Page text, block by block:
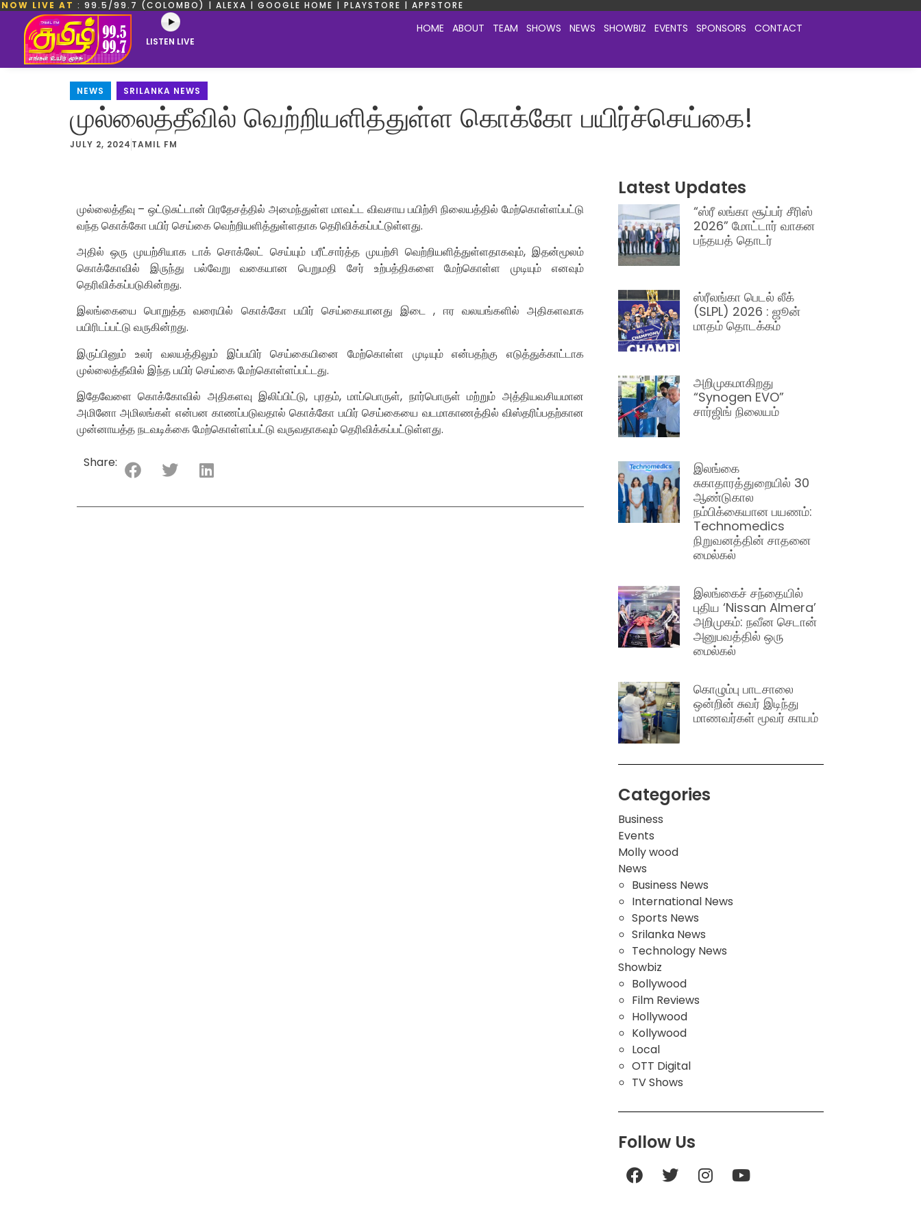
NOW LIVE AT : 99.5/99.7 (COLOMBO) | ALEXA | GOOGLE HOME | PLAYSTORE | APPSTORE
LISTEN LIVE
HOME ABOUT TEAM SHOWS NEWS SHOWBIZ EVENTS SPONSORS CONTACT
NEWS SRILANKA NEWS
முல்லைத்தீவில் வெற்றியளித்துள்ள கொக்கோ பயிர்ச்செய்கை!
JULY 2, 2024 TAMIL FM
முல்லைத்தீவு – ஒட்டுசுட்டான் பிரதேசத்தில் அமைந்துள்ள மாவட்ட விவசாய பயிற்சி நிலையத்தில் மேற்கொள்ளப்பட்டு
வந்த கொக்கோ பயிர் செய்கை வெற்றியளித்துள்ளதாக தெரிவிக்கப்பட்டுள்ளது.
அதில் ஒரு முயற்சியாக டாக் சொக்லேட் செய்யும் பரீட்சார்த்த முயற்சி வெற்றியளித்துள்ளதாகவும், இதன்மூலம்
கொக்கோவில் இருந்து பல்வேறு வகையான பெறுமதி சேர் உற்பத்திகளை மேற்கொள்ள முடியும் எனவும்
தெரிவிக்கப்படுகின்றது.
இலங்கையை பொறுத்த வரையில் கொக்கோ பயிர் செய்கையானது இடை , ஈர வலயங்களில் அதிகளவாக
பயிரிடப்பட்டு வருகின்றது.
இருப்பினும் உலர் வலயத்திலும் இப்பயிர் செய்கையினை மேற்கொள்ள முடியும் என்பதற்கு எடுத்துக்காட்டாக
முல்லைத்தீவில் இந்த பயிர் செய்கை மேற்கொள்ளப்பட்டது.
இதேவேளை கொக்கோவில் அதிகளவு இலிப்பிட்டு, புரதம், மாப்பொருள், நார்பொருள் மற்றும் அத்தியவசியமான
அமினோ அமிலங்கள் என்பன காணப்படுவதால் கொக்கோ பயிர் செய்கையை வடமாகாணத்தில் விஸ்தரிப்பதற்கான
முன்னாயத்த நடவடிக்கை மேற்கொள்ளப்பட்டு வருவதாகவும் தெரிவிக்கப்பட்டுள்ளது.
Share:
Latest Updates
“ஸ்ரீ லங்கா சூப்பர் சீரிஸ்
2026” மோட்டார் வாகன
பந்தயத் தொடர்
ஸ்ரீலங்கா பெடல் லீக்
(SLPL) 2026 : ஜூன்
மாதம் தொடக்கம்
அறிமுகமாகிறது
“Synogen EVO”
சார்ஜிங் நிலையம்
இலங்கை
சுகாதாரத்துறையில் 30
ஆண்டுகால
நம்பிக்கையான பயணம்:
Technomedics
நிறுவனத்தின் சாதனை
மைல்கல்
இலங்கைச் சந்தையில்
புதிய ‘Nissan Almera’
அறிமுகம்: நவீன செடான்
அனுபவத்தில் ஒரு
மைல்கல்
கொழும்பு பாடசாலை
ஒன்றின் சுவர் இடிந்து
மாணவர்கள் மூவர் காயம்
Categories
Business
Events
Molly wood
News
Business News
International News
Sports News
Srilanka News
Technology News
Showbiz
Bollywood
Film Reviews
Hollywood
Kollywood
Local
OTT Digital
TV Shows
Follow Us